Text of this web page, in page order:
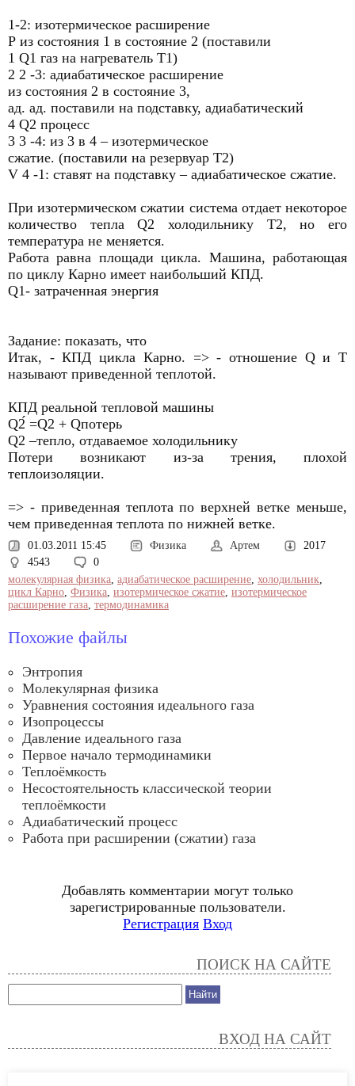
1-2: изотермическое расширение
Р из состояния 1 в состояние 2 (поставили
1 Q1 газ на нагреватель Т1)
2 2 -3: адиабатическое расширение
из состояния 2 в состояние 3,
ад. ад. поставили на подставку, адиабатический
4 Q2 процесс
3 3 -4: из 3 в 4 – изотермическое
сжатие. (поставили на резервуар Т2)
V 4 -1: ставят на подставку – адиабатическое сжатие.
При изотермическом сжатии система отдает некоторое
количество тепла Q2 холодильнику Т2, но его
температура не меняется.
Работа равна площади цикла. Машина, работающая
по циклу Карно имеет наибольший КПД.
Q1- затраченная энергия
Задание: показать, что
Итак, - КПД цикла Карно. => - отношение Q и T
называют приведенной теплотой.
КПД реальной тепловой машины
Q2́ =Q2 + Qпотерь
Q2 –тепло, отдаваемое холодильнику
Потери возникают из-за трения, плохой
теплоизоляции.
=> - приведенная теплота по верхней ветке меньше,
чем приведенная теплота по нижней ветке.
01.03.2011 15:45 Физика Артем
2017
4543
0
молекулярная физика, адиабатическое расширение, холодильник,
цикл Карно, Физика, изотермическое сжатие, изотермическое
расширение газа, термодинамика
Похожие файлы
Энтропия
Молекулярная физика
Уравнения состояния идеального газа
Изопроцессы
Давление идеального газа
Первое начало термодинамики
Теплоёмкость
Несостоятельность классической теории
теплоёмкости
Адиабатический процесс
Работа при расширении (сжатии) газа
Добавлять комментарии могут только
зарегистрированные пользователи.
Регистрация Вход
ПОИСК НА САЙТЕ
ВХОД НА САЙТ